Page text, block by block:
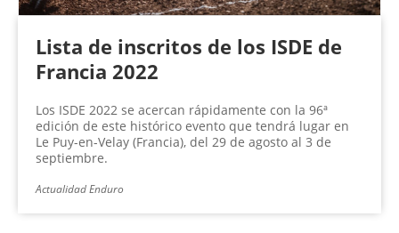
Lista de inscritos de los ISDE de
Francia 2022
Los ISDE 2022 se acercan rápidamente con la 96ª
edición de este histórico evento que tendrá lugar en
Le Puy-en-Velay (Francia), del 29 de agosto al 3 de
septiembre.
Actualidad Enduro